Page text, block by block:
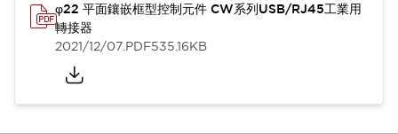
φ22 平面鑲嵌框型控制元件 CW系列USB/RJ45工業用
轉接器
2021/12/07.PDF535.16KB